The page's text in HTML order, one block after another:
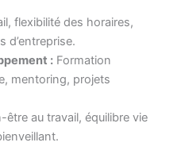
flexibilité des horaires,
d’entreprise.
: Formation
mentoring, projets
être au travail, équilibre vie